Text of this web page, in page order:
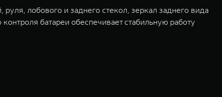
лобового и заднего стекол, зеркал заднего вида
батареи обеспечивает стабильную работу